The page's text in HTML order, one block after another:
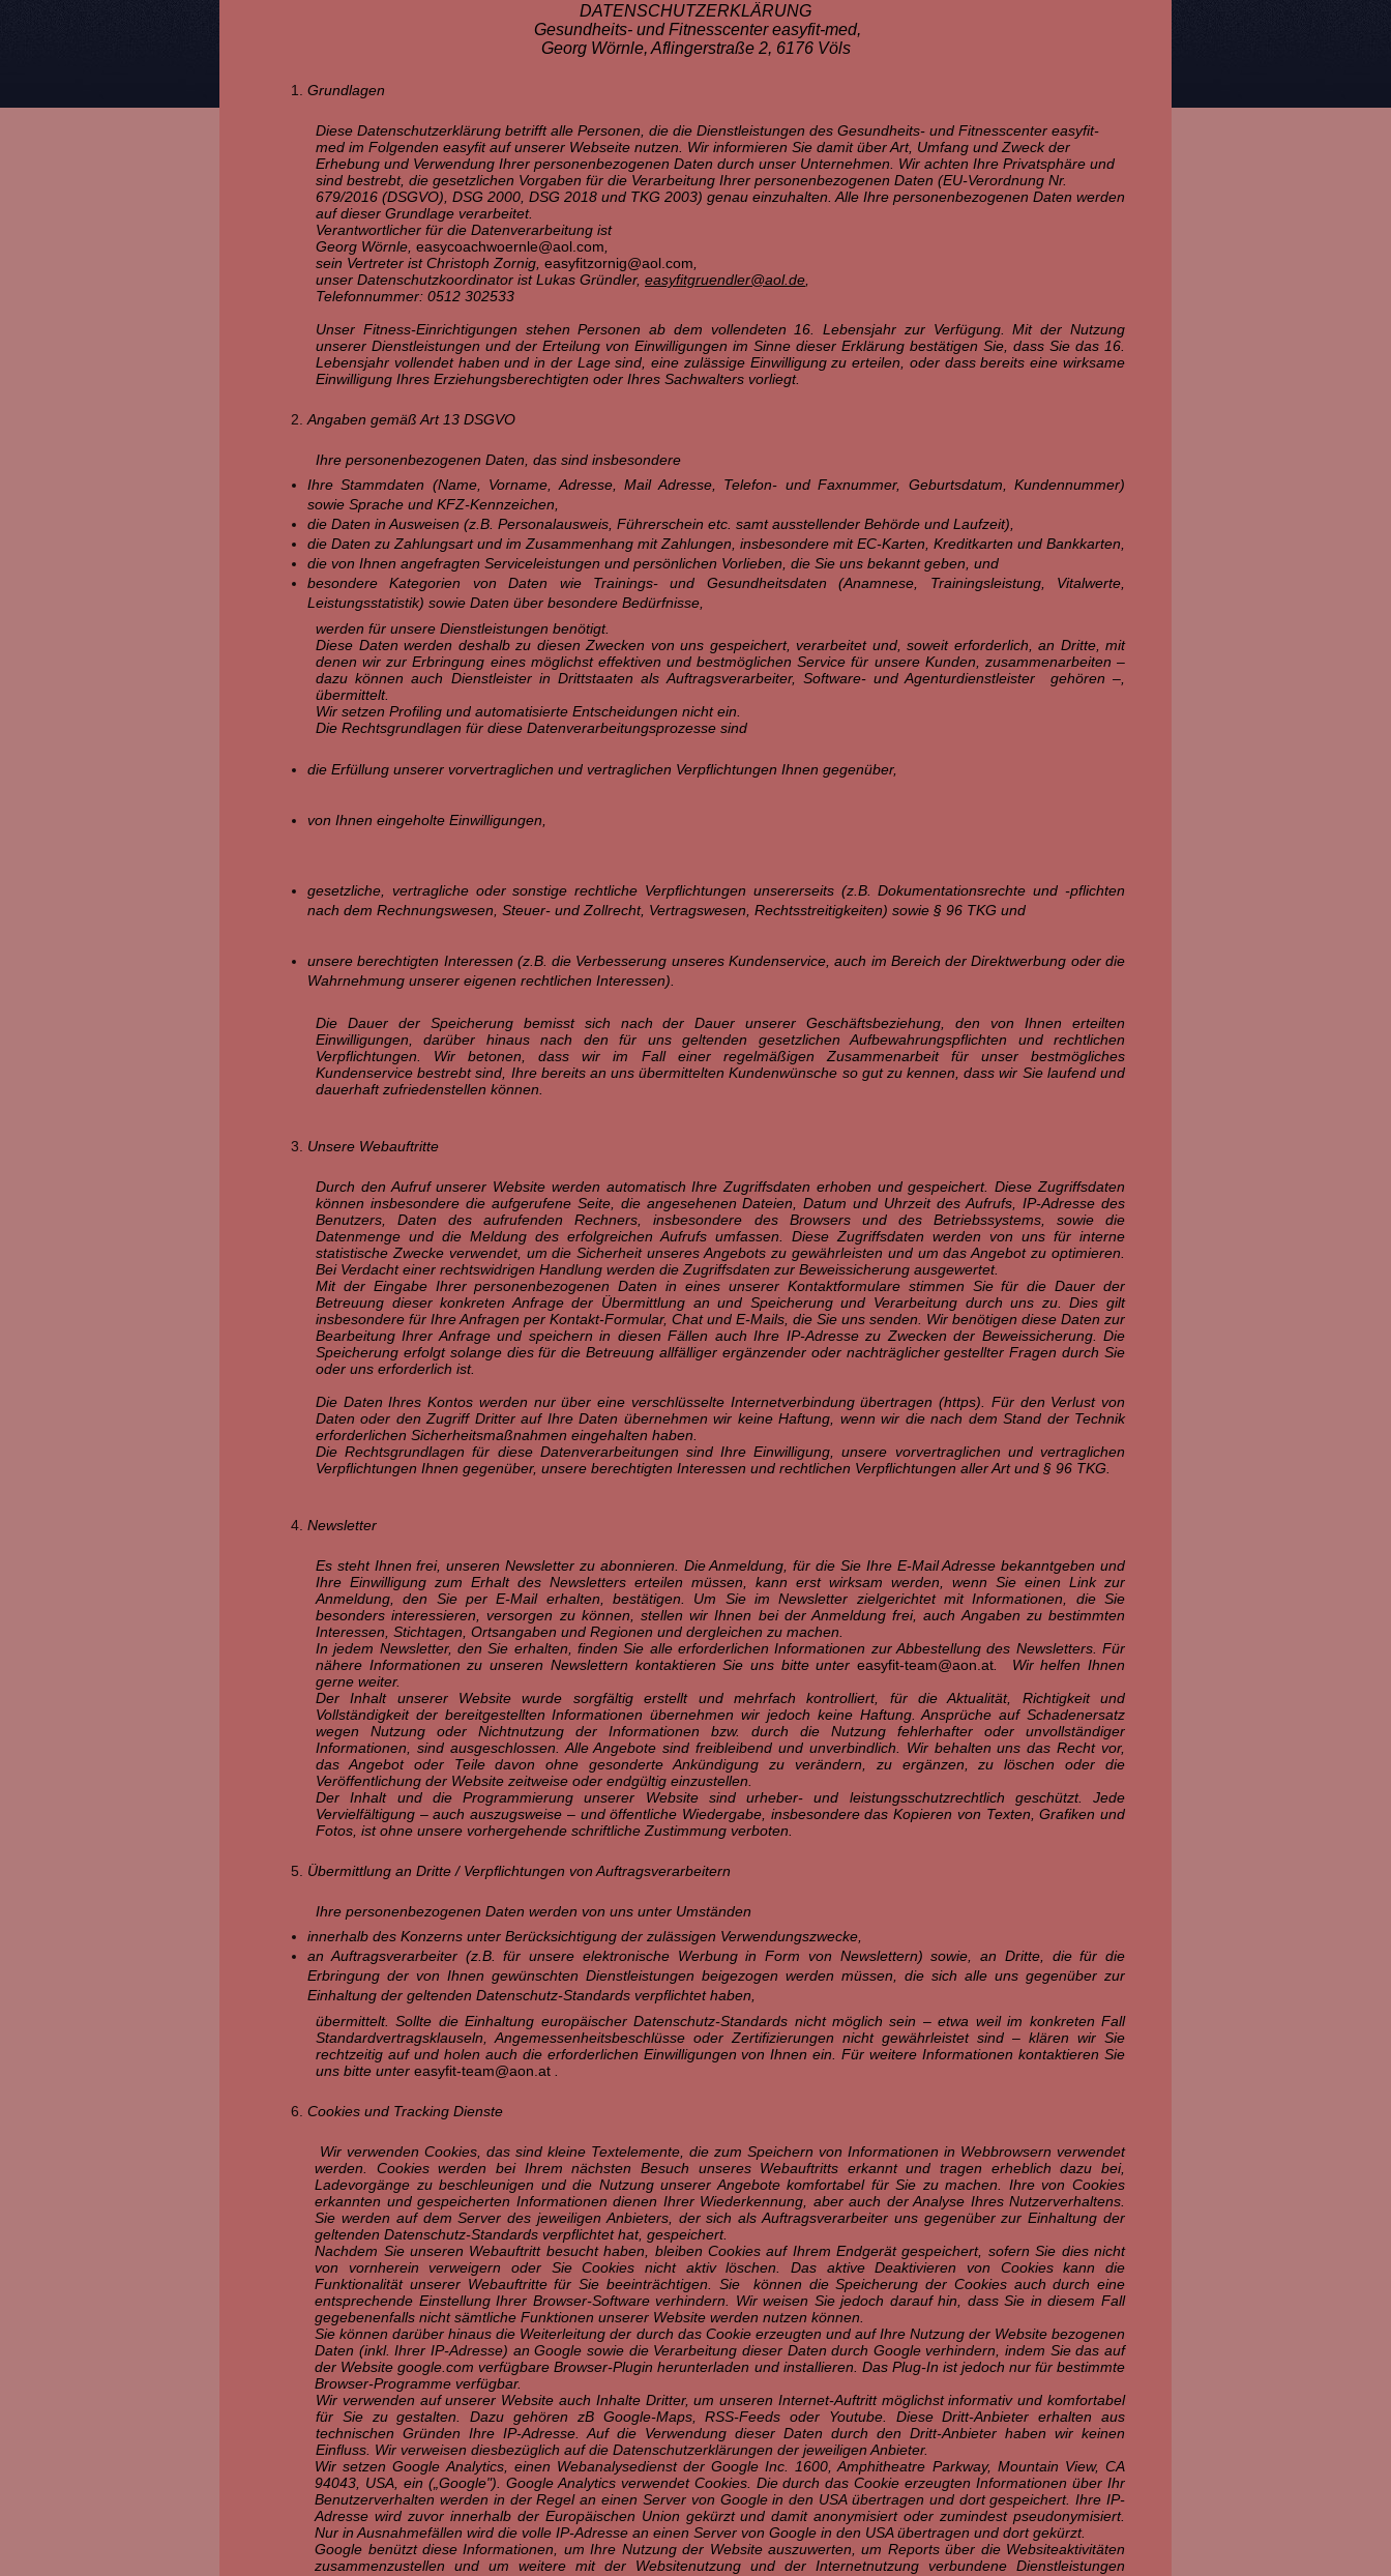
DATENSCHUTZERKLÄRUNG
Gesundheits- und Fitnesscenter easyfit-med,
Georg Wörnle, Aflingerstraße 2, 6176 Völs
Grundlagen
Diese Datenschutzerklärung betrifft alle Personen, die die Dienstleistungen des Gesundheits- und Fitnesscenter easyfit-
med im Folgenden easyfit auf unserer Webseite nutzen. Wir informieren Sie damit über Art, Umfang und Zweck der
Erhebung und Verwendung Ihrer personenbezogenen Daten durch unser Unternehmen. Wir achten Ihre Privatsphäre und
sind bestrebt, die gesetzlichen Vorgaben für die Verarbeitung Ihrer personenbezogenen Daten (EU-Verordnung Nr.
679/2016 (DSGVO), DSG 2000, DSG 2018 und TKG 2003) genau einzuhalten. Alle Ihre personenbezogenen Daten werden
auf dieser Grundlage verarbeitet.
Verantwortlicher für die Datenverarbeitung ist
Georg Wörnle, easycoachwoernle@aol.com
sein Vertreter ist Christoph Zornig, easyfitzornig@aol.com
unser Datenschutzkoordinator ist Lukas Gründler, easyfitgruendler@aol.de
Telefonnummer: 0512 302533
Unser Fitness-Einrichtigungen stehen Personen ab dem vollendeten 16. Lebensjahr zur Verfügung. Mit der Nutzung
unserer Dienstleistungen und der Erteilung von Einwilligungen im Sinne dieser Erklärung bestätigen Sie, dass Sie das 16.
Lebensjahr vollendet haben und in der Lage sind, eine zulässige Einwilligung zu erteilen, oder dass bereits eine wirksame
Einwilligung Ihres Erziehungsberechtigten oder Ihres Sachwalters vorliegt.
Angaben gemäß Art 13 DSGVO
Ihre personenbezogenen Daten, das sind insbesondere
Ihre Stammdaten (Name, Vorname, Adresse, Mail Adresse, Telefon- und Faxnummer, Geburtsdatum, Kundennummer)
sowie Sprache und KFZ-Kennzeichen,
die Daten in Ausweisen (z.B. Personalausweis, Führerschein etc. samt ausstellender Behörde und Laufzeit),
die Daten zu Zahlungsart und im Zusammenhang mit Zahlungen, insbesondere mit EC-Karten, Kreditkarten und Bankkarten,
die von Ihnen angefragten Serviceleistungen und persönlichen Vorlieben, die Sie uns bekannt geben, und
besondere Kategorien von Daten wie Trainings- und Gesundheitsdaten (Anamnese, Trainingsleistung, Vitalwerte,
Leistungsstatistik) sowie Daten über besondere Bedürfnisse,
werden für unsere Dienstleistungen benötigt.
Diese Daten werden deshalb zu diesen Zwecken von uns gespeichert, verarbeitet und, soweit erforderlich, an Dritte, mit
denen wir zur Erbringung eines möglichst effektiven und bestmöglichen Service für unsere Kunden, zusammenarbeiten –
dazu können auch Dienstleister in Drittstaaten als Auftragsverarbeiter, Software- und Agenturdienstleister gehören –,
übermittelt.
Wir setzen Profiling und automatisierte Entscheidungen nicht ein.
Die Rechtsgrundlagen für diese Datenverarbeitungsprozesse sind
die Erfüllung unserer vorvertraglichen und vertraglichen Verpflichtungen Ihnen gegenüber,
von Ihnen eingeholte Einwilligungen,
gesetzliche, vertragliche oder sonstige rechtliche Verpflichtungen unsererseits (z.B. Dokumentationsrechte und -pflichten
nach dem Rechnungswesen, Steuer- und Zollrecht, Vertragswesen, Rechtsstreitigkeiten) sowie § 96 TKG und
unsere berechtigten Interessen (z.B. die Verbesserung unseres Kundenservice, auch im Bereich der Direktwerbung oder die
Wahrnehmung unserer eigenen rechtlichen Interessen).
Die Dauer der Speicherung bemisst sich nach der Dauer unserer Geschäftsbeziehung, den von Ihnen erteilten
Einwilligungen, darüber hinaus nach den für uns geltenden gesetzlichen Aufbewahrungspflichten und rechtlichen
Verpflichtungen. Wir betonen, dass wir im Fall einer regelmäßigen Zusammenarbeit für unser bestmögliches
Kundenservice bestrebt sind, Ihre bereits an uns übermittelten Kundenwünsche so gut zu kennen, dass wir Sie laufend und
dauerhaft zufriedenstellen können.
Unsere Webauftritte
Durch den Aufruf unserer Website werden automatisch Ihre Zugriffsdaten erhoben und gespeichert. Diese Zugriffsdaten
können insbesondere die aufgerufene Seite, die angesehenen Dateien, Datum und Uhrzeit des Aufrufs, IP-Adresse des
Benutzers, Daten des aufrufenden Rechners, insbesondere des Browsers und des Betriebssystems, sowie die
Datenmenge und die Meldung des erfolgreichen Aufrufs umfassen. Diese Zugriffsdaten werden von uns für interne
statistische Zwecke verwendet, um die Sicherheit unseres Angebots zu gewährleisten und um das Angebot zu optimieren.
Bei Verdacht einer rechtswidrigen Handlung werden die Zugriffsdaten zur Beweissicherung ausgewertet.
Mit der Eingabe Ihrer personenbezogenen Daten in eines unserer Kontaktformulare stimmen Sie für die Dauer der
Betreuung dieser konkreten Anfrage der Übermittlung an und Speicherung und Verarbeitung durch uns zu. Dies gilt
insbesondere für Ihre Anfragen per Kontakt-Formular, Chat und E-Mails, die Sie uns senden. Wir benötigen diese Daten zur
Bearbeitung Ihrer Anfrage und speichern in diesen Fällen auch Ihre IP-Adresse zu Zwecken der Beweissicherung. Die
Speicherung erfolgt solange dies für die Betreuung allfälliger ergänzender oder nachträglicher gestellter Fragen durch Sie
oder uns erforderlich ist.
Die Daten Ihres Kontos werden nur über eine verschlüsselte Internetverbindung übertragen (https). Für den Verlust von
Daten oder den Zugriff Dritter auf Ihre Daten übernehmen wir keine Haftung, wenn wir die nach dem Stand der Technik
erforderlichen Sicherheitsmaßnahmen eingehalten haben.
Die Rechtsgrundlagen für diese Datenverarbeitungen sind Ihre Einwilligung, unsere vorvertraglichen und vertraglichen
Verpflichtungen Ihnen gegenüber, unsere berechtigten Interessen und rechtlichen Verpflichtungen aller Art und § 96 TKG.
Newsletter
Es steht Ihnen frei, unseren Newsletter zu abonnieren. Die Anmeldung, für die Sie Ihre E-Mail Adresse bekanntgeben und
Ihre Einwilligung zum Erhalt des Newsletters erteilen müssen, kann erst wirksam werden, wenn Sie einen Link zur
Anmeldung, den Sie per E-Mail erhalten, bestätigen. Um Sie im Newsletter zielgerichtet mit Informationen, die Sie
besonders interessieren, versorgen zu können, stellen wir Ihnen bei der Anmeldung frei, auch Angaben zu bestimmten
Interessen, Stichtagen, Ortsangaben und Regionen und dergleichen zu machen.
In jedem Newsletter, den Sie erhalten, finden Sie alle erforderlichen Informationen zur Abbestellung des Newsletters. Für
nähere Informationen zu unseren Newslettern kontaktieren Sie uns bitte untereasyfit-team@aon.at . Wir helfen Ihnen
gerne weiter.
Der Inhalt unserer Website wurde sorgfältig erstellt und mehrfach kontrolliert, für die Aktualität, Richtigkeit und
Vollständigkeit der bereitgestellten Informationen übernehmen wir jedoch keine Haftung. Ansprüche auf Schadenersatz
wegen Nutzung oder Nichtnutzung der Informationen bzw. durch die Nutzung fehlerhafter oder unvollständiger
Informationen, sind ausgeschlossen. Alle Angebote sind freibleibend und unverbindlich. Wir behalten uns das Recht vor,
das Angebot oder Teile davon ohne gesonderte Ankündigung zu verändern, zu ergänzen, zu löschen oder die
Veröffentlichung der Website zeitweise oder endgültig einzustellen.
Der Inhalt und die Programmierung unserer Website sind urheber- und leistungsschutzrechtlich geschützt. Jede
Vervielfältigung – auch auszugsweise – und öffentliche Wiedergabe, insbesondere das Kopieren von Texten, Grafiken und
Fotos, ist ohne unsere vorhergehende schriftliche Zustimmung verboten.
Übermittlung an Dritte / Verpflichtungen von Auftragsverarbeitern
Ihre personenbezogenen Daten werden von uns unter Umständen
innerhalb des Konzerns unter Berücksichtigung der zulässigen Verwendungszwecke,
an Auftragsverarbeiter (z.B. für unsere elektronische Werbung in Form von Newslettern) sowie, an Dritte, die für die
Erbringung der von Ihnen gewünschten Dienstleistungen beigezogen werden müssen, die sich alle uns gegenüber zur
Einhaltung der geltenden Datenschutz-Standards verpflichtet haben,
übermittelt. Sollte die Einhaltung europäischer Datenschutz-Standards nicht möglich sein – etwa weil im konkreten Fall
Standardvertragsklauseln, Angemessenheitsbeschlüsse oder Zertifizierungen nicht gewährleistet sind – klären wir Sie
rechtzeitig auf und holen auch die erforderlichen Einwilligungen von Ihnen ein. Für weitere Informationen kontaktieren Sie
uns bitte unter easyfit-team@aon.at
Cookies und Tracking Dienste
Wir verwenden Cookies, das sind kleine Textelemente, die zum Speichern von Informationen in Webbrowsern verwendet
werden. Cookies werden bei Ihrem nächsten Besuch unseres Webauftritts erkannt und tragen erheblich dazu bei,
Ladevorgänge zu beschleunigen und die Nutzung unserer Angebote komfortabel für Sie zu machen. Ihre von Cookies
erkannten und gespeicherten Informationen dienen Ihrer Wiederkennung, aber auch der Analyse Ihres Nutzerverhaltens.
Sie werden auf dem Server des jeweiligen Anbieters, der sich als Auftragsverarbeiter uns gegenüber zur Einhaltung der
geltenden Datenschutz-Standards verpflichtet hat, gespeichert.
Nachdem Sie unseren Webauftritt besucht haben, bleiben Cookies auf Ihrem Endgerät gespeichert, sofern Sie dies nicht
von vornherein verweigern oder Sie Cookies nicht aktiv löschen. Das aktive Deaktivieren von Cookies kann die
Funktionalität unserer Webauftritte für Sie beeinträchtigen. Sie können die Speicherung der Cookies auch durch eine
entsprechende Einstellung Ihrer Browser-Software verhindern. Wir weisen Sie jedoch darauf hin, dass Sie in diesem Fall
gegebenenfalls nicht sämtliche Funktionen unserer Website werden nutzen können.
Sie können darüber hinaus die Weiterleitung der durch das Cookie erzeugten und auf Ihre Nutzung der Website bezogenen
Daten (inkl. Ihrer IP-Adresse) an Google sowie die Verarbeitung dieser Daten durch Google verhindern, indem Sie das auf
der Website google.com verfügbare Browser-Plugin herunterladen und installieren. Das Plug-In ist jedoch nur für bestimmte
Browser-Programme verfügbar.
Wir verwenden auf unserer Website auch Inhalte Dritter, um unseren Internet-Auftritt möglichst informativ und komfortabel
für Sie zu gestalten. Dazu gehören zB Google-Maps, RSS-Feeds oder Youtube. Diese Dritt-Anbieter erhalten aus
technischen Gründen Ihre IP-Adresse. Auf die Verwendung dieser Daten durch den Dritt-Anbieter haben wir keinen
Einfluss. Wir verweisen diesbezüglich auf die Datenschutzerklärungen der jeweiligen Anbieter.
Wir setzen Google Analytics, einen Webanalysedienst der Google Inc. 1600, Amphitheatre Parkway, Mountain View, CA
94043, USA, ein („Google"). Google Analytics verwendet Cookies. Die durch das Cookie erzeugten Informationen über Ihr
Benutzerverhalten werden in der Regel an einen Server von Google in den USA übertragen und dort gespeichert. Ihre IP-
Adresse wird zuvor innerhalb der Europäischen Union gekürzt und damit anonymisiert oder zumindest pseudonymisiert.
Nur in Ausnahmefällen wird die volle IP-Adresse an einen Server von Google in den USA übertragen und dort gekürzt.
Google benützt diese Informationen, um Ihre Nutzung der Website auszuwerten, um Reports über die Websiteaktivitäten
zusammenzustellen und um weitere mit der Websitenutzung und der Internetnutzung verbundene Dienstleistungen